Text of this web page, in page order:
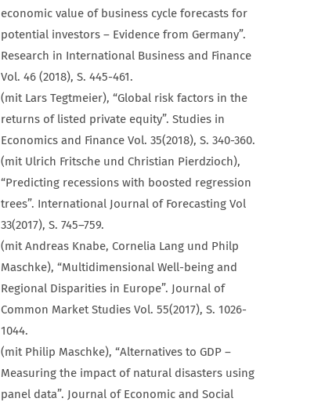
economic value of business cycle forecasts for
potential investors – Evidence from Germany”.
Research in International Business and Finance
Vol. 46 (2018), S. 445-461.
(mit Lars Tegtmeier), “Global risk factors in the
returns of listed private equity”. Studies in
Economics and Finance Vol. 35(2018), S. 340-360.
(mit Ulrich Fritsche und Christian Pierdzioch),
“Predicting recessions with boosted regression
trees”. International Journal of Forecasting Vol
33(2017), S. 745–759.
(mit Andreas Knabe, Cornelia Lang und Philp
Maschke), “Multidimensional Well-being and
Regional Disparities in Europe”. Journal of
Common Market Studies Vol. 55(2017), S. 1026-
1044.
(mit Philip Maschke), “Alternatives to GDP –
Measuring the impact of natural disasters using
panel data”. Journal of Economic and Social